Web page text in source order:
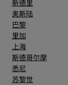
新德里
奥斯陆
巴黎
里加
上海
斯德哥尔摩
悉尼
苏黎世